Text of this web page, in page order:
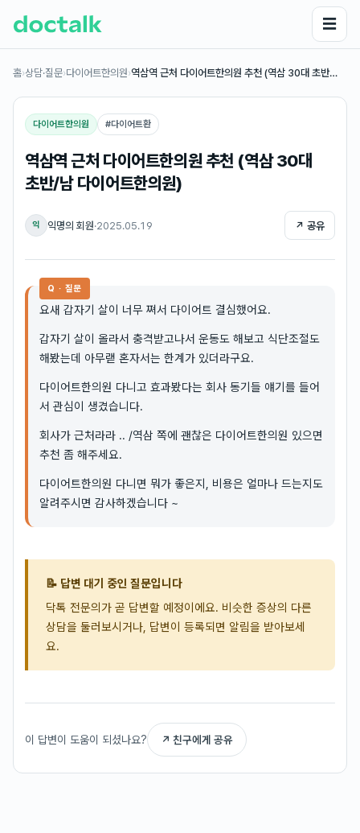
☰
홈›상담·질문›다이어트한의원›역삼역 근처 다이어트한의원 추천 (역삼 30대 초반…
다이어트한의원 #다이어트환
역삼역 근처 다이어트한의원 추천 (역삼 30대
초반/남 다이어트한의원)
익 익명의 회원·2025.05.19 ↗ 공유
Q · 질문
요새 갑자기 살이 너무 쪄서 다이어트 결심했어요.
갑자기 살이 올라서 충격받고나서 운동도 해보고 식단조절도
해봤는데 아무랟 혼자서는 한계가 있더라구요.
다이어트한의원 다니고 효과봤다는 회사 동기들 얘기를 들어
서 관심이 생겼습니다.
회사가 근처라라 .. /역삼 쪽에 괜찮은 다이어트한의원 있으면
추천 좀 해주세요.
다이어트한의원 다니면 뭐가 좋은지, 비용은 얼마나 드는지도
알려주시면 감사하겠습니다 ~
📝 답변 대기 중인 질문입니다
닥톡 전문의가 곧 답변할 예정이에요. 비슷한 증상의 다른
상담을 둘러보시거나, 답변이 등록되면 알림을 받아보세
요.
이 답변이 도움이 되셨나요? ↗ 친구에게 공유